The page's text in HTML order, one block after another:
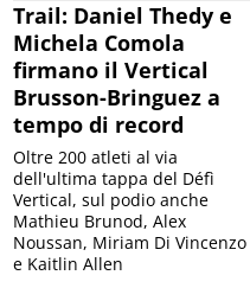
Trail: Daniel Thedy e
Michela Comola
firmano il Vertical
Brusson-Bringuez a
tempo di record
Oltre 200 atleti al via
dell'ultima tappa del Défì
Vertical, sul podio anche
Mathieu Brunod, Alex
Noussan, Miriam Di Vincenzo
e Kaitlin Allen